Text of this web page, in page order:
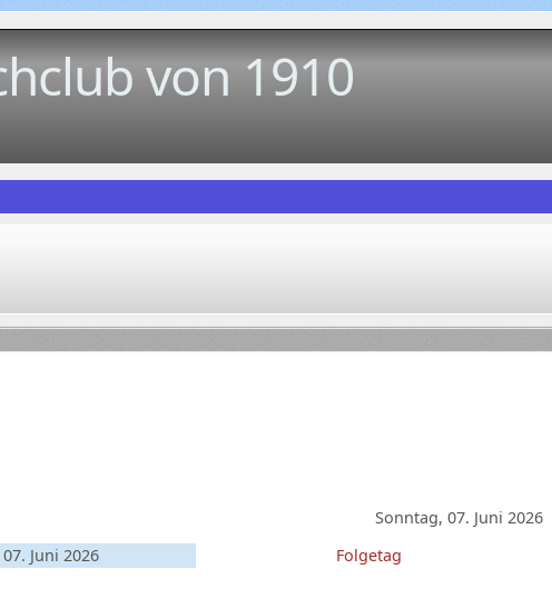
von 1910
Sonntag, 07. Juni 2026
Juni 2026
Folgetag